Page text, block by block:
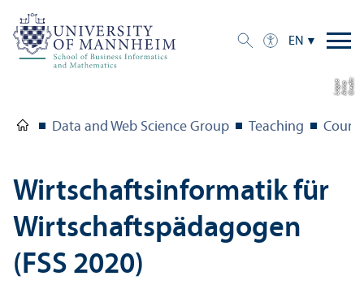
EN
C
r
e
dit:
A
n
n
aL
o
g
u
e
Data and Web Science Group Teaching
Wirtschaftsinformatik für
Wirtschaftspädagogen
(FSS 2020)